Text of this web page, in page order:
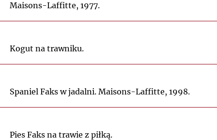
Maisons-Laffitte, 1977.
Kogut na trawniku.
Spaniel Faks w jadalni. Maisons-Laffitte, 1998.
Pies Faks na trawie z piłką.